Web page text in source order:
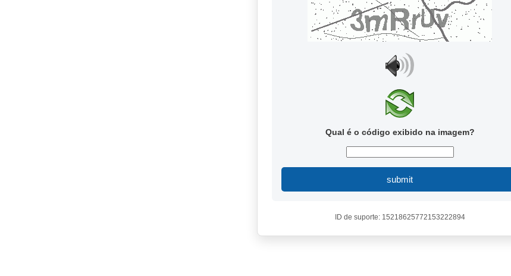
Qual é o código exibido na imagem?
submit
ID de suporte: 15218625772153222894